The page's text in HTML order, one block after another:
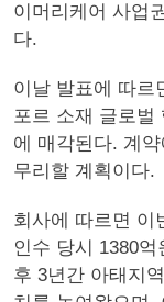
이머리케어 사업
다.
이날 발표에 따르
포르 소재 글로벌
에 매각된다. 계
무리할 계획이다.
회사에 따르면 이
인수 당시 1380
후 3년간 아태지